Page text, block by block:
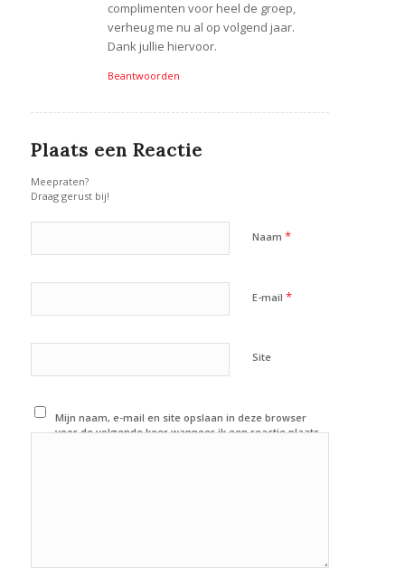
complimenten voor heel de groep,
verheug me nu al op volgend jaar.
Dank jullie hiervoor.
Beantwoorden
Plaats een Reactie
Meepraten?
Draag gerust bij!
Naam *
E-mail *
Site
Mijn naam, e-mail en site opslaan in deze browser
voor de volgende keer wanneer ik een reactie plaats.